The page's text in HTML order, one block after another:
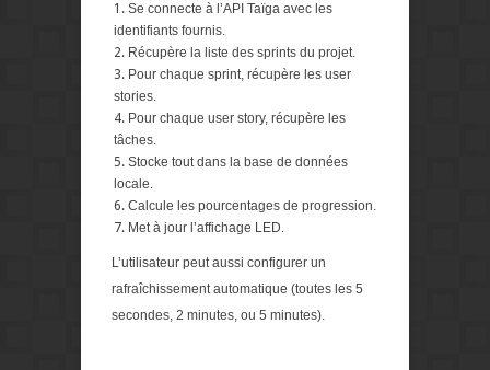
Se connecte à l’API Taïga avec les
identifiants fournis.
Récupère la liste des sprints du projet.
Pour chaque sprint, récupère les user
stories.
Pour chaque user story, récupère les
tâches.
Stocke tout dans la base de données
locale.
Calcule les pourcentages de progression.
Met à jour l’affichage LED.
L’utilisateur peut aussi configurer un
rafraîchissement automatique (toutes les 5
secondes, 2 minutes, ou 5 minutes).